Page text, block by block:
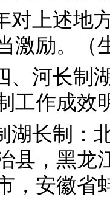
对上述地
激励。（
、河长制
工作成效
湖长制：
县，黑龙
，安徽省